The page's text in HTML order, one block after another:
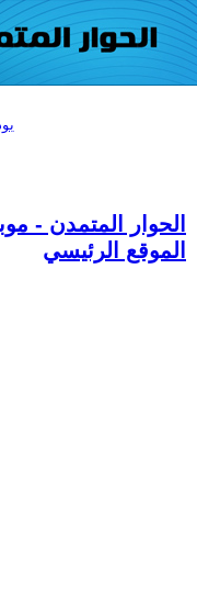
الحوار المتمدن -
الموقع الرئيسي